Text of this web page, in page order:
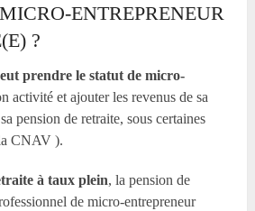
ENTREPRENEUR
?
prendre le statut de micro-
activité et ajouter les revenus de sa
pension de retraite, sous certaines
CNAV ).
à taux plein, la pension de
de micro-entrepreneur